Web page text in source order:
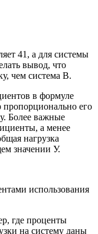
41, а для системы
вывод, что
чем система B.
в формуле
пропорционально его
Более важные
а менее
нагрузка
значении У.
использования
где проценты
на систему даны